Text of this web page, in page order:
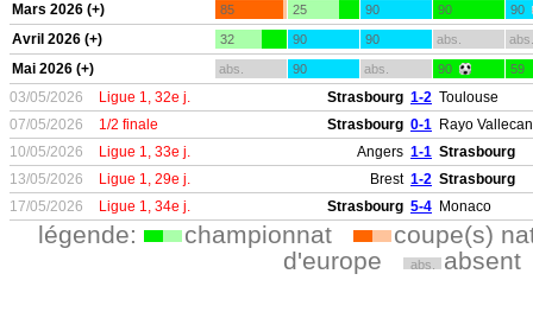
Mars 2026 (+) 85 25 90 90 90
Avril 2026 (+) 32 90 90 abs. abs.
Mai 2026 (+) abs. 90 abs. 90 59
03/05/2026 Ligue 1, 32e j. Strasbourg 1-2 Toulouse
07/05/2026
1/2 finale Strasbourg 0-1 Rayo
10/05/2026
Ligue 1, 33e j. Angers 1-1 Strasbourg
13/05/2026
Ligue 1, 29e j. Brest 1-2 Strasbourg
17/05/2026
Ligue 1, 34e j. Strasbourg 5-4 Monaco
légende: championnat
coupe(s)
d'europe
abs. absent